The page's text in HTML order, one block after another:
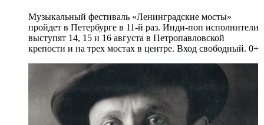
Музыкальный фестиваль «Ленинградские мосты»
пройдет в Петербурге в 11-й раз. Инди-поп исполнители
выступят 14, 15 и 16 августа в Петропавловской
крепости и на трех мостах в центре. Вход свободный. 0+